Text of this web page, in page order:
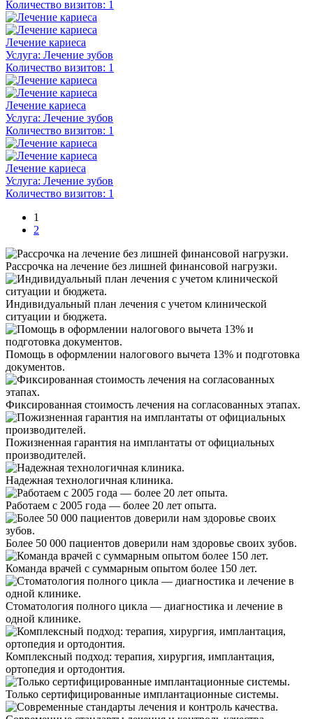
Количество визитов: 1
Лечение кариеса
Услуга: Лечение зубов
Количество визитов: 1
Лечение кариеса
Услуга: Лечение зубов
Количество визитов: 1
Лечение кариеса
Услуга: Лечение зубов
Количество визитов: 1
1
2
Рассрочка на лечение без лишней финансовой нагрузки.
Индивидуальный план лечения с учетом клинической
ситуации и бюджета.
Помощь в оформлении налогового вычета 13% и подготовка
документов.
Фиксированная стоимость лечения на согласованных этапах.
Пожизненная гарантия на имплантаты от официальных
производителей.
Надежная технологичная клиника.
Работаем с 2005 года — более 20 лет опыта.
Более 50 000 пациентов доверили нам здоровье своих зубов.
Команда врачей с суммарным опытом более 150 лет.
Стоматология полного цикла — диагностика и лечение в
одной клинике.
Комплексный подход: терапия, хирургия, имплантация,
ортопедия и ортодонтия.
Только сертифицированные имплантационные системы.